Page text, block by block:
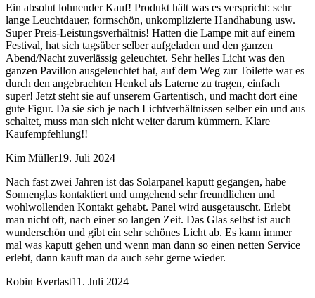
Ein absolut lohnender Kauf! Produkt hält was es verspricht: sehr
lange Leuchtdauer, formschön, unkomplizierte Handhabung usw.
Super Preis-Leistungsverhältnis! Hatten die Lampe mit auf einem
Festival, hat sich tagsüber selber aufgeladen und den ganzen
Abend/Nacht zuverlässig geleuchtet. Sehr helles Licht was den
ganzen Pavillon ausgeleuchtet hat, auf dem Weg zur Toilette war es
durch den angebrachten Henkel als Laterne zu tragen, einfach
super! Jetzt steht sie auf unserem Gartentisch, und macht dort eine
gute Figur. Da sie sich je nach Lichtverhältnissen selber ein und aus
schaltet, muss man sich nicht weiter darum kümmern. Klare
Kaufempfehlung!!
Kim Müller19. Juli 2024
Nach fast zwei Jahren ist das Solarpanel kaputt gegangen, habe
Sonnenglas kontaktiert und umgehend sehr freundlichen und
wohlwollenden Kontakt gehabt. Panel wird ausgetauscht. Erlebt
man nicht oft, nach einer so langen Zeit. Das Glas selbst ist auch
wunderschön und gibt ein sehr schönes Licht ab. Es kann immer
mal was kaputt gehen und wenn man dann so einen netten Service
erlebt, dann kauft man da auch sehr gerne wieder.
Robin Everlast11. Juli 2024